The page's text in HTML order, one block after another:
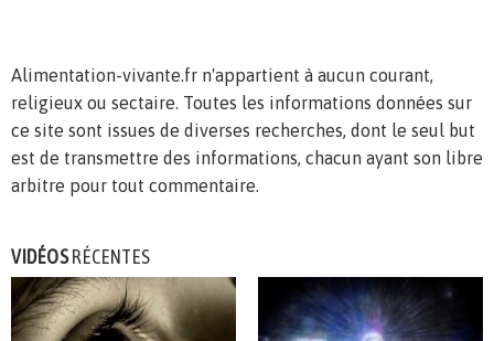
Alimentation-vivante.fr n'appartient à aucun courant,
religieux ou sectaire. Toutes les informations données sur
ce site sont issues de diverses recherches, dont le seul but
est de transmettre des informations, chacun ayant son libre
arbitre pour tout commentaire.
VIDÉOSRÉCENTES